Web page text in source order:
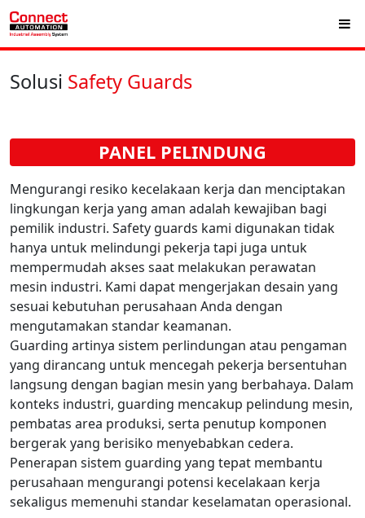
Solusi Safety Guards
PANEL PELINDUNG
Mengurangi resiko kecelakaan kerja dan menciptakan
lingkungan kerja yang aman adalah kewajiban bagi
pemilik industri. Safety guards kami digunakan tidak
hanya untuk melindungi pekerja tapi juga untuk
mempermudah akses saat melakukan perawatan
mesin industri. Kami dapat mengerjakan desain yang
sesuai kebutuhan perusahaan Anda dengan
mengutamakan standar keamanan.
Guarding artinya sistem perlindungan atau pengaman
yang dirancang untuk mencegah pekerja bersentuhan
langsung dengan bagian mesin yang berbahaya. Dalam
konteks industri, guarding mencakup pelindung mesin,
pembatas area produksi, serta penutup komponen
bergerak yang berisiko menyebabkan cedera.
Penerapan sistem guarding yang tepat membantu
perusahaan mengurangi potensi kecelakaan kerja
sekaligus memenuhi standar keselamatan operasional.